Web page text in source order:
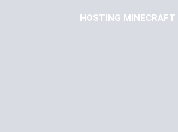
HOSTING MINECRAFT